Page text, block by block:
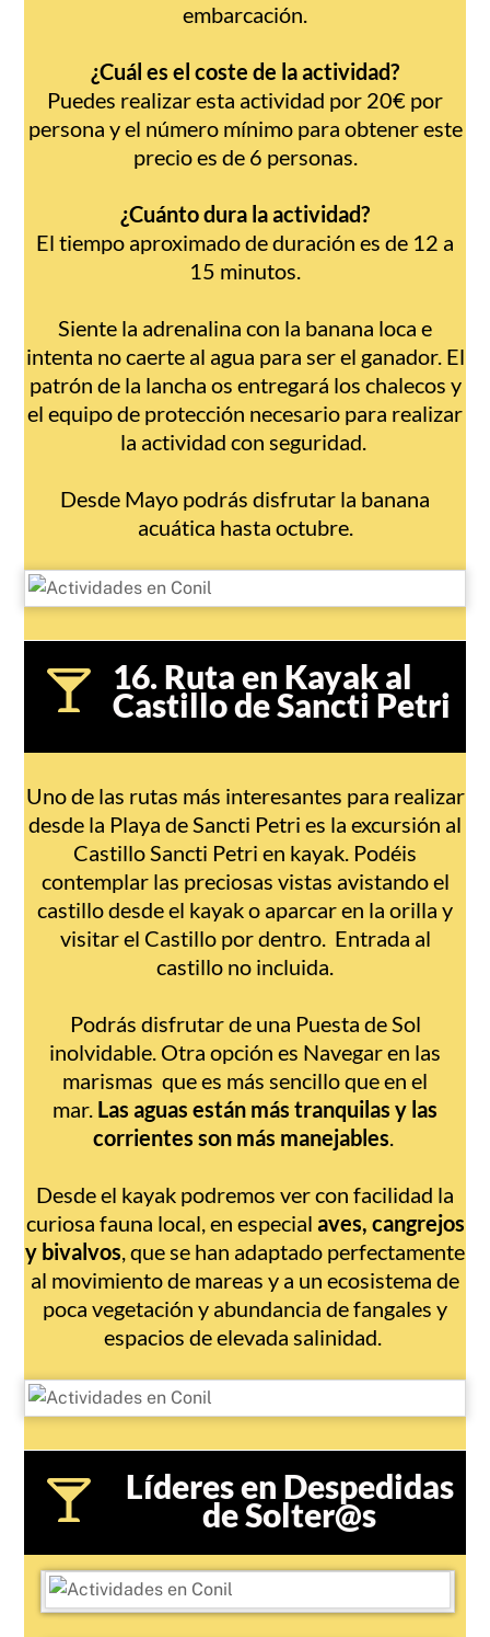
embarcación.
¿Cuál es el coste de la actividad?
Puedes realizar esta actividad por 20€ por
persona y el número mínimo para obtener este
precio es de 6 personas.
¿Cuánto dura la actividad?
El tiempo aproximado de duración es de 12 a
15 minutos.
Siente la adrenalina con la banana loca e
intenta no caerte al agua para ser el ganador. El
patrón de la lancha os entregará los chalecos y
el equipo de protección necesario para realizar
la actividad con seguridad.
Desde Mayo podrás disfrutar la banana
acuática hasta octubre.
16. Ruta en Kayak al
Castillo de Sancti Petri
Uno de las rutas más interesantes para realizar
desde la Playa de Sancti Petri es la excursión al
Castillo Sancti Petri en kayak. Podéis
contemplar las preciosas vistas avistando el
castillo desde el kayak o aparcar en la orilla y
visitar el Castillo por dentro. Entrada al
castillo no incluida.
Podrás disfrutar de una Puesta de Sol
inolvidable. Otra opción es Navegar en las
marismas que es más sencillo que en el
mar. Las aguas están más tranquilas y las
corrientes son más manejables.
Desde el kayak podremos ver con facilidad la
curiosa fauna local, en especial aves, cangrejos
y bivalvos, que se han adaptado perfectamente
al movimiento de mareas y a un ecosistema de
poca vegetación y abundancia de fangales y
espacios de elevada salinidad.
Líderes en Despedidas
de Solter@s